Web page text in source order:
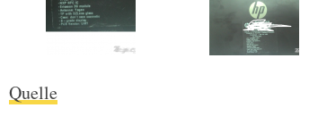
Quelle